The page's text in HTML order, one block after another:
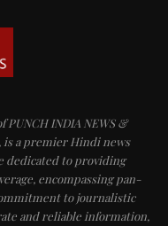
INDIA NEWS &
is a premier Hindi news
dedicated to providing
encompassing pan-
to journalistic
and reliable information,